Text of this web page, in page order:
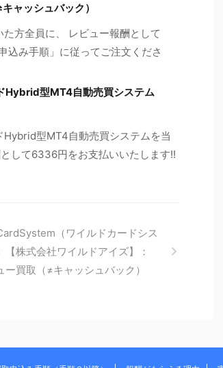
ャッシュバック）
方全員に、 レビュー報酬として
込み手順」に従ってご注文くださ
Hybrid型MT4自動売買システム
Hybrid型MT4自動売買システムを当
して6336円をお支払いいたします!!
（ワイルドカードシス
【株式会社ワイルドアイズ】：
ー買取（≠キャッシュバック）